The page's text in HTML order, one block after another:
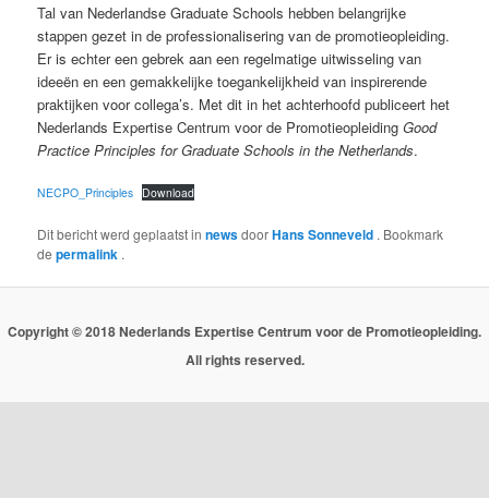
Tal van Nederlandse Graduate Schools hebben belangrijke
stappen gezet in de professionalisering van de promotieopleiding.
Er is echter een gebrek aan een regelmatige uitwisseling van
ideeën en een gemakkelijke toegankelijkheid van inspirerende
praktijken voor collega’s. Met dit in het achterhoofd publiceert het
Nederlands Expertise Centrum voor de PromotieopleidingGood
Practice Principles for Graduate Schools in the Netherlands.
NECPO_Principles Download
Dit bericht werd geplaatst innewsdoorHans Sonneveld . Bookmark
depermalink .
Copyright © 2018 Nederlands Expertise Centrum voor de Promotieopleiding.
All rights reserved.